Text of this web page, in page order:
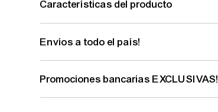
Características del producto
Envíos a todo el país!
Promociones bancarias EXCLUSIVAS!